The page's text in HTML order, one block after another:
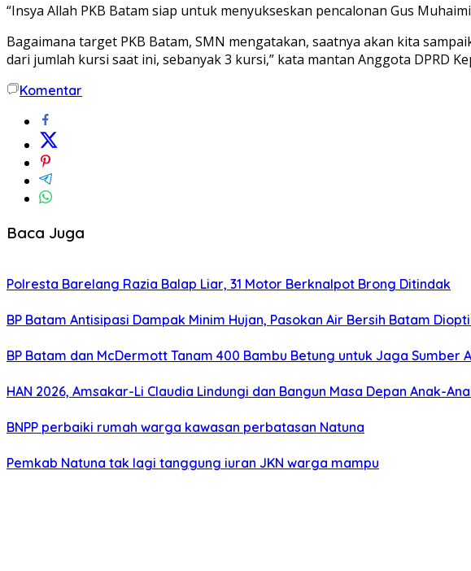
“Insya Allah PKB Batam siap untuk menyukseskan pencalonan Gus
Bagaimana target PKB Batam, SMN mengatakan, saatnya akan kita
dari jumlah kursi saat ini, sebanyak 3 kursi,” kata mantan Anggota DPRD
Komentar
Baca Juga
Polresta Barelang Razia Balap Liar, 31 Motor Berknalpot Brong Ditindak
BP Batam Antisipasi Dampak Minim Hujan, Pasokan Air Bersih Batam
BP Batam dan McDermott Tanam 400 Bambu Betung untuk Jaga Sumber
HAN 2026, Amsakar-Li Claudia Lindungi dan Bangun Masa Depan Anak-
BNPP perbaiki rumah warga kawasan perbatasan Natuna
Pemkab Natuna tak lagi tanggung iuran JKN warga mampu